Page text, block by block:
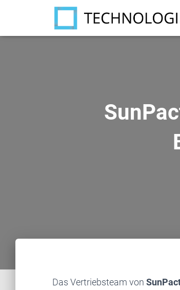
Das Vertriebsteam von